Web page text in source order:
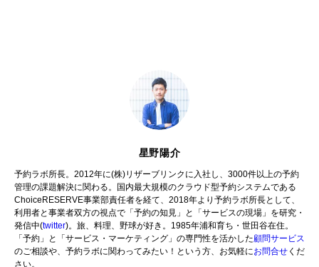
星野陽介
予約ラボ所長。2012年に(株)リザーブリンクに入社し、3000件以上の予約
管理の課題解決に関わる。国内最大規模のクラウド型予約システムである
ChoiceRESERVE事業部責任者を経て、2018年より予約ラボ所長として、
利用者と事業者双方の視点で「予約の知見」と「サービスの現場」を研究・
発信中(twitter)。旅、料理、野球が好き。1985年浦和育ち・世田谷在住。
「予約」と「サービス・マーケティング」の専門性を活かした顧問サービス
のご相談や、予約ラボに関わってみたい！という方、お気軽にお問合せ くだ
さい。